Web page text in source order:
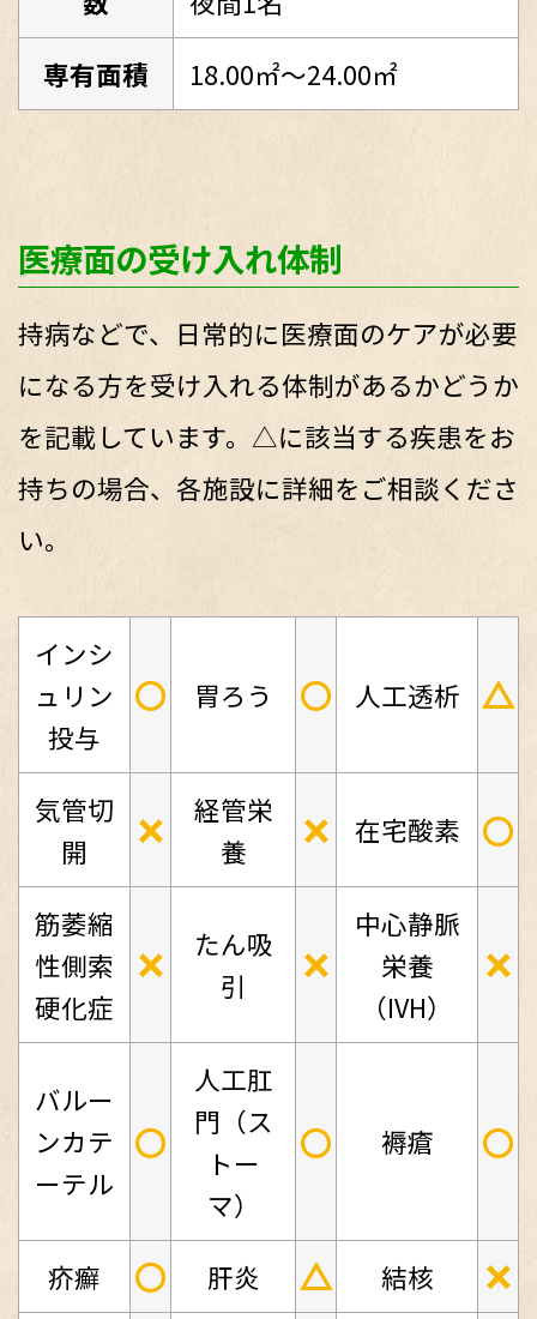
専有面積
18.00㎡～24.00㎡
医療面の受け入れ体制
持病などで、日常的に医療面のケアが必要
になる方を受け入れる体制があるかどうか
を記載しています。△に該当する疾患をお
持ちの場合、各施設に詳細をご相談くださ
い。
インシ
ュリン
投与
○ 胃ろう ○ 人工透析 △
気管切
開
×
経管栄
養
× 在宅酸素 ○
筋萎縮
性側索
硬化症
×
たん吸
引
×
中心静脈
栄養
（IVH）
×
バルー
ンカテ
ーテル
○
人工肛
門（ス
トー
マ）
○ 褥瘡 ○
疥癬 ○ 肝炎 △ 結核 ×